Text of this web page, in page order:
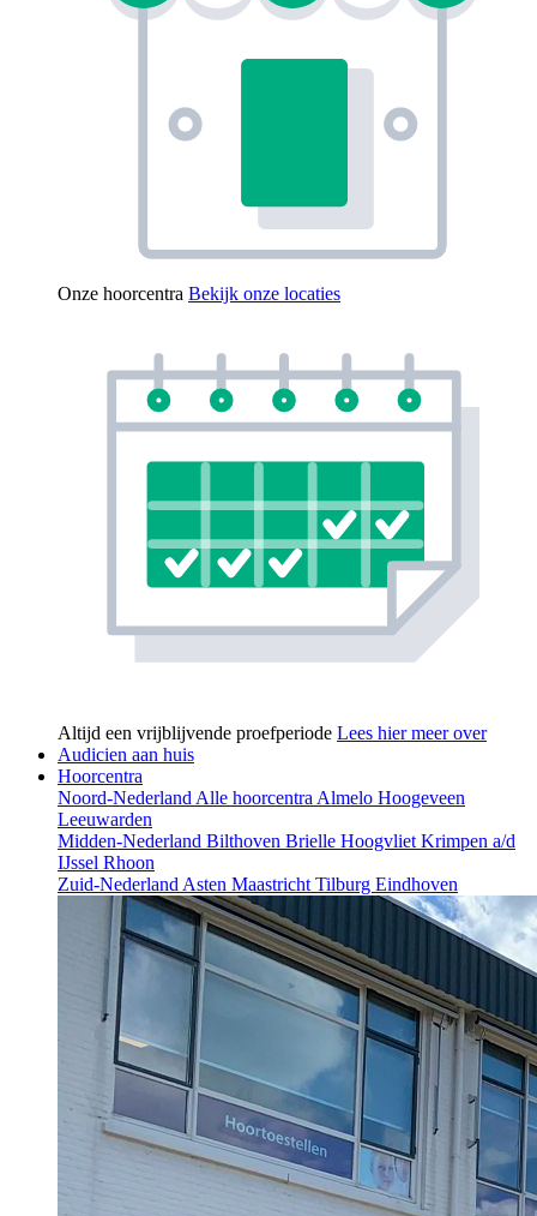
Onze hoorcentra Bekijk onze locaties
Altijd een vrijblijvende proefperiode Lees hier meer over
Audicien aan huis
Hoorcentra
Noord-Nederland Alle hoorcentra Almelo Hoogeveen
Leeuwarden
Midden-Nederland Bilthoven Brielle Hoogvliet Krimpen a/d
IJssel Rhoon
Zuid-Nederland Asten Maastricht Tilburg Eindhoven